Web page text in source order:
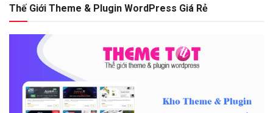
Thế Giới Theme & Plugin WordPress Giá Rẻ